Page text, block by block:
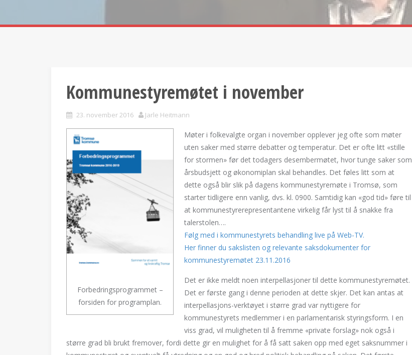
Kommunestyremøtet i november
23. november 2016 Jarle Heitmann
Forbedringsprogrammet –
forsiden for programplan.
Møter i folkevalgte organ i november opplever jeg ofte som møter
uten saker med større debatter og temperatur. Det er ofte litt «stille
for stormen» før det todagers desembermøtet, hvor tunge saker som
årsbudsjett og økonomiplan skal behandles. Det føles litt som at
dette også blir slik på dagens kommunestyremøte i Tromsø, som
starter tidligere enn vanlig, dvs. kl. 0900. Samtidig kan «god tid» føre til
at kommunestyrerepresentantene virkelig får lyst til å snakke fra
talerstolen….
Følg med i kommunestyrets behandling live på Web-TV.
Her finner du sakslisten og relevante saksdokumenter for
kommunestyremøtet 23.11.2016
Det er ikke meldt noen interpellasjoner til dette kommunestyremøtet.
Det er første gang i denne perioden at dette skjer. Det kan antas at
interpellasjons-verktøyet i større grad var nyttigere for
kommunestyrets medlemmer i en parlamentarisk styringsform. I en
viss grad, vil muligheten til å fremme «private forslag» nok også i
større grad bli brukt fremover, fordi dette gir en mulighet for å få satt saken opp med eget saksnummer i